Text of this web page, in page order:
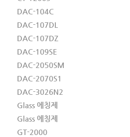
DAC-104C
DAC-107DL
DAC-107DZ
DAC-109SE
DAC-2050SM
DAC-2070S1
DAC-3026N2
Glass 에칭제
Glass 에칭제
GT-2000